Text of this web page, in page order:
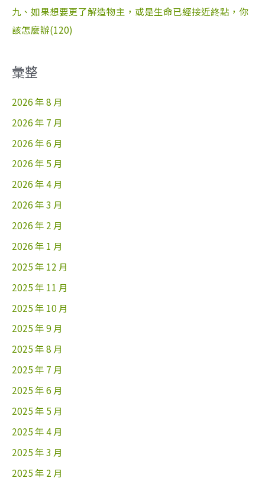
九、如果想要更了解造物主，或是生命已經接近終點，你
該怎麼辦(120)
彙整
2026 年 8 月
2026 年 7 月
2026 年 6 月
2026 年 5 月
2026 年 4 月
2026 年 3 月
2026 年 2 月
2026 年 1 月
2025 年 12 月
2025 年 11 月
2025 年 10 月
2025 年 9 月
2025 年 8 月
2025 年 7 月
2025 年 6 月
2025 年 5 月
2025 年 4 月
2025 年 3 月
2025 年 2 月